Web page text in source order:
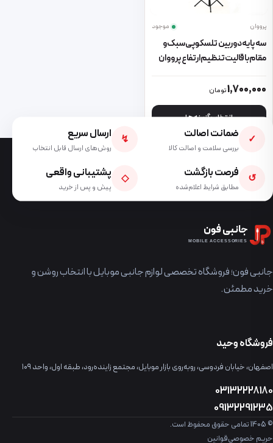
پرووان موجود
سه پایه دوربین تلسکوپی سبک و
مقام باقالیت تنظیم ارتفاع پرووان
1,700,000تومان
انتخاب گزینه ها
این محصول دارای انواع مختلفی می باشد. گزینه ها ممکن است در
✓ ضمانت اصالت
بررسی سلامت و اصالت کالا
↯ ارسال سریع
روش‌های ارسال قابل انتخاب
↺ فرصت بازگشت
مطابق شرایط اعلام‌شده
◇ پشتیبانی واقعی
پیش و پس از خرید
جانبی فون
MOBILE ACCESSORIES
جانبی فون؛ فروشگاه تخصصی لوازم جانبی موبایل با انتخاب روشن و
خرید مطمئن.
فروشگاه وحید
اصفهان، خیابان فردوسی، روبه‌روی بازار موبایل، مجتمع زاینده‌رود، طبقه اول، واحد ۱۰۹
03132228180
09132291235
© 1405 تمامی حقوق محفوظ است.
حریم خصوصیقوانین